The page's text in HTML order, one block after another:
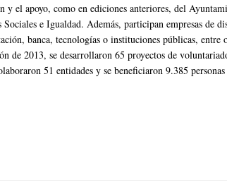
y el apoyo, como en ediciones anteriores, del
e Igualdad. Además, participan empresas de
banca, tecnologías o instituciones públicas, entre
de 2013, se desarrollaron 65 proyectos de
51 entidades y se beneficiaron 9.385 personas